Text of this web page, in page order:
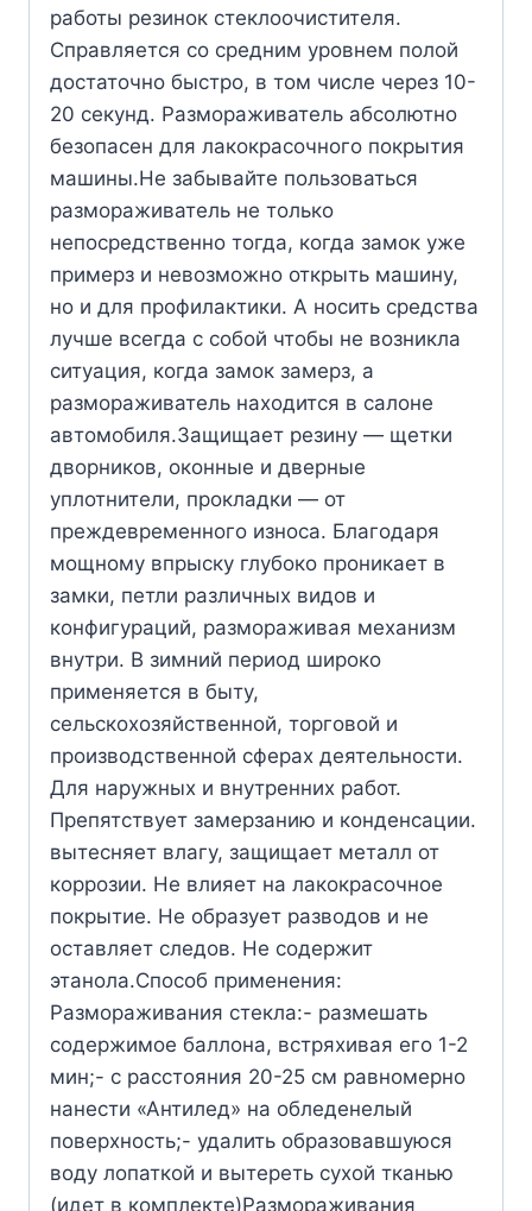
работы резинок стеклоочистителя.
Справляется со средним уровнем полой
достаточно быстро, в том числе через 10-
20 секунд. Размораживатель абсолютно
безопасен для лакокрасочного покрытия
машины.Не забывайте пользоваться
размораживатель не только
непосредственно тогда, когда замок уже
примерз и невозможно открыть машину,
но и для профилактики. А носить средства
лучше всегда с собой чтобы не возникла
ситуация, когда замок замерз, а
размораживатель находится в салоне
автомобиля.Защищает резину — щетки
дворников, оконные и дверные
уплотнители, прокладки — от
преждевременного износа. Благодаря
мощному впрыску глубоко проникает в
замки, петли различных видов и
конфигураций, размораживая механизм
внутри. В зимний период широко
применяется в быту,
сельскохозяйственной, торговой и
производственной сферах деятельности.
Для наружных и внутренних работ.
Препятствует замерзанию и конденсации.
вытесняет влагу, защищает металл от
коррозии. Не влияет на лакокрасочное
покрытие. Не образует разводов и не
оставляет следов. Не содержит
этанола.Способ применения:
Размораживания стекла:- размешать
содержимое баллона, встряхивая его 1-2
мин;- с расстояния 20-25 см равномерно
нанести «Антилед» на обледенелый
поверхность;- удалить образовавшуюся
воду лопаткой и вытереть сухой тканью
(идет в комплекте)Размораживания